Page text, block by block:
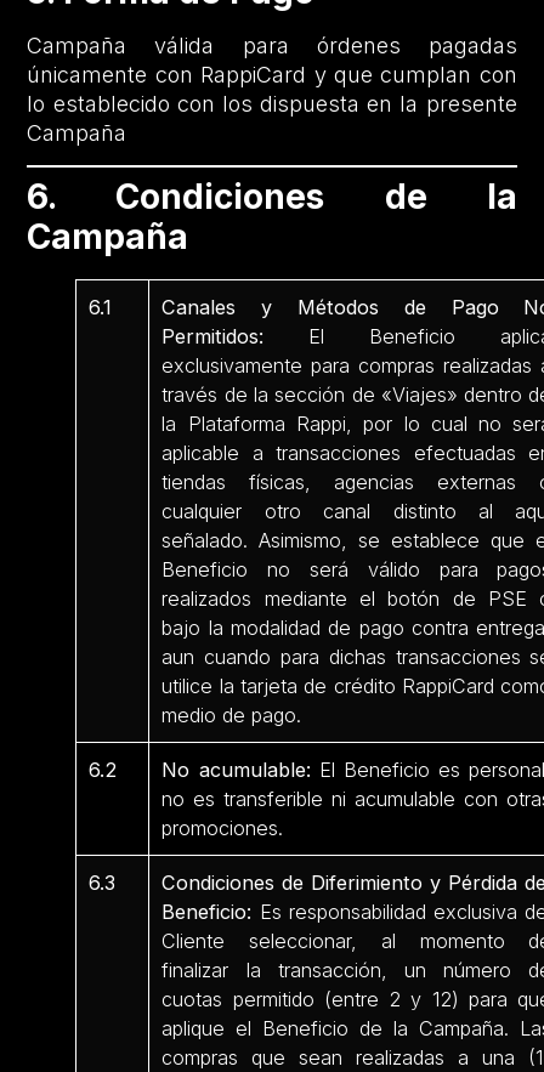
Campaña válida para órdenes pagadas
únicamente con RappiCard y que cumplan con
lo establecido con los dispuesta en la presente
Campaña
6. Condiciones de la
Campaña
6.1
Canales y Métodos de Pago
Permitidos: El Beneficio
exclusivamente para compras realizadas
través de la sección de «Viajes» dentro
la Plataforma Rappi, por lo cual no
aplicable a transacciones efectuadas
tiendas físicas, agencias externas
cualquier otro canal distinto al
señalado. Asimismo, se establece que
Beneficio no será válido para
realizados mediante el botón de PSE
bajo la modalidad de pago contra
aun cuando para dichas transacciones
utilice la tarjeta de crédito RappiCard
medio de pago.
6.2 No acumulable: El Beneficio es
no es transferible ni acumulable con
promociones.
6.3
Condiciones de Diferimiento y Pérdida
Beneficio: Es responsabilidad exclusiva
Cliente seleccionar, al momento
finalizar la transacción, un número
cuotas permitido (entre 2 y 12) para
aplique el Beneficio de la Campaña.
compras que sean realizadas a una